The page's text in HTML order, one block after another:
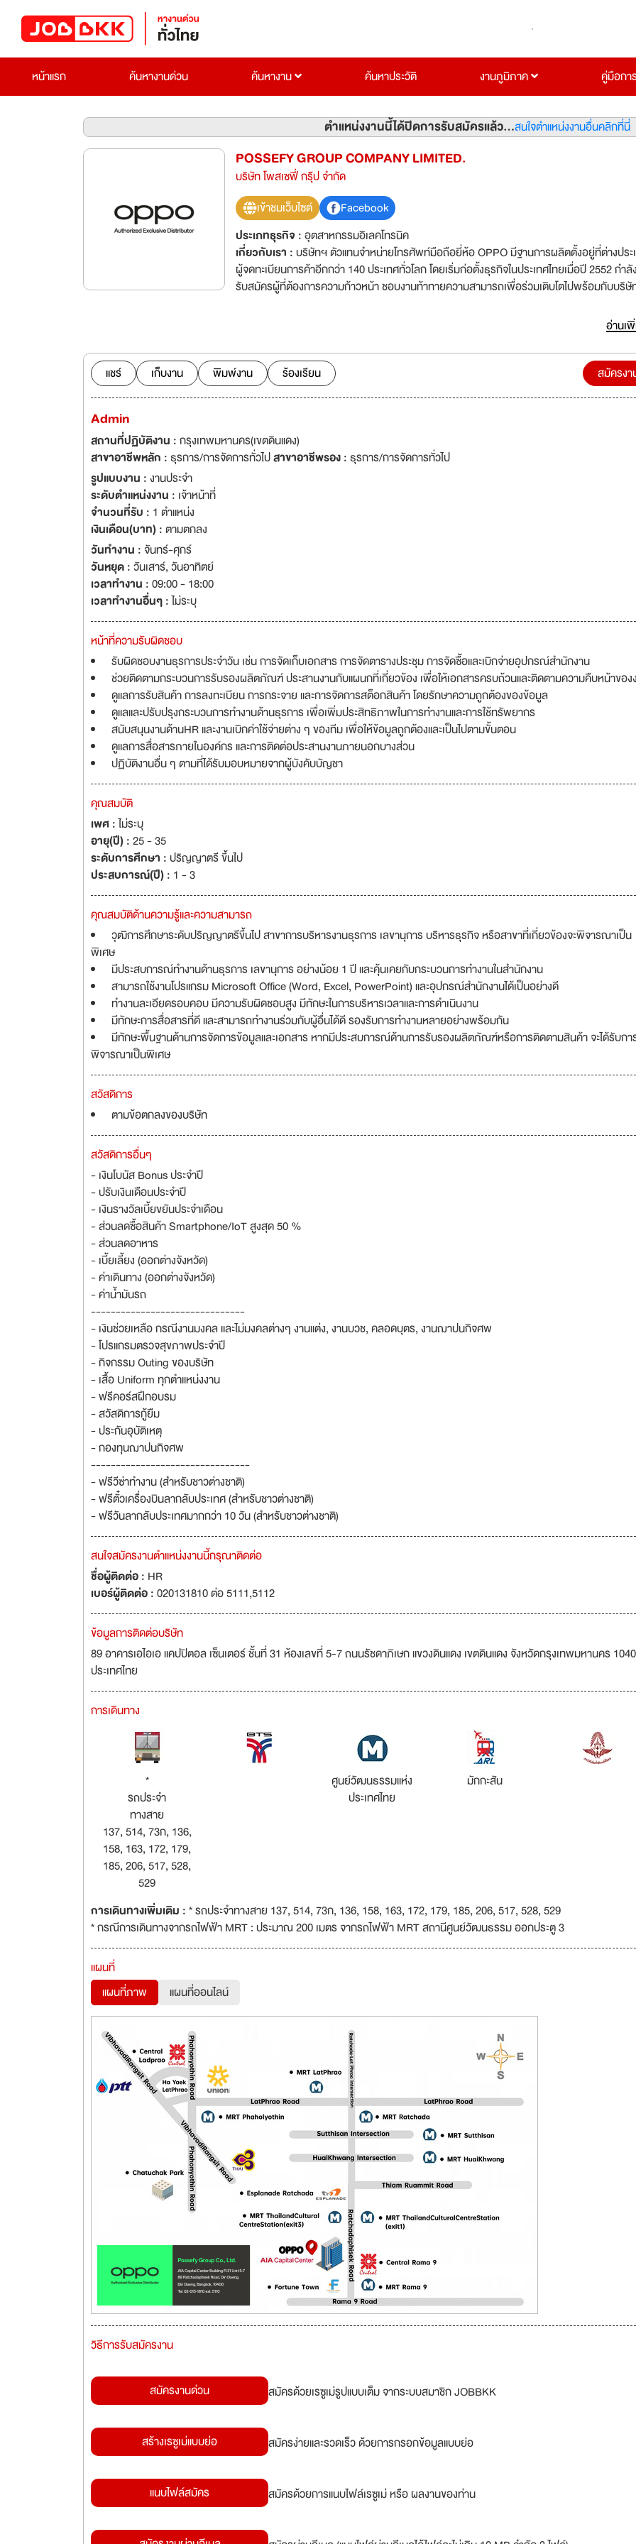
หน้าแรก ค้นหางานด่วน ค้นหางาน ค้นหาประวัติ งานภูมิภาค คู่มือกา
ตำแหน่งงานนี้ได้ปิดการรับสมัครแล้ว...สนใจตำแหน่งงานอื่นคลิกที่นี่
POSSEFY GROUP COMPANY LIMITED.
บริษัท โพสเซฟี่ กรุ๊ป จำกัด
เข้าชมเว็บไซต์
Facebook
ประเภทธุรกิจ :อุตสาหกรรมอิเลคโทรนิค
เกี่ยวกับเรา :บริษัทฯ ตัวแทนจำหน่ายโทรศัพท์มือถือยี่ห้อ OPPO มีฐานการผลิตตั้งอยู่ที่ต่างประ
ผู้จดทะเบียนการค้าอีกกว่า 140 ประเทศทั่วโลก โดยเริ่มก่อตั้งธุรกิจในประเทศไทยเมื่อปี 2552 กำลั
รับสมัครผู้ที่ต้องการความก้าวหน้า ชอบงานท้าทายความสามารถเพื่อร่วมเติบโตไปพร้อมกับบริ
ประเทศ ก้าวสู่การเป็นบริษัทมหาชน ไปพร้อมกัน มีเงินเดือนประจำทุกตำแหน่งและค่าคอมมิชชั่นต
เรียบร้อยแล้ว แต่ยังคงไม่พอกับความต้องการของผู้บริโภค ทางบริษัทฯ OPPO ประเทศไทย จึงมี
เพิ่มอีก 750 สาขาทั่วประเทศไทย และยังคงต้องการบุคลากร (ทั้ง PC และ OFFICE )ที่มีคุณภาพ
ปฏิบัติงานได้ทันที อีกกว่า 70 ตำแหน่ง ทั่วทั้งกรุงเทพและต่างจังหวัด เพื่อพร้อมรับการเติบโตของ
เดือน เป็นที่เรียบร้อยแล้ว ผู้สมัครที่ผ่านการสัมภาษณ์แล้ว ทางบริษัทฯ จะมีการฝึกอบรม และสอ
การนำเสนอผลิตภัณฑ์ของโทรศัพท์มือถือยี่ห้อ OPPO อย่างละเอียด ก่อนลงพื้นที่ขายจริง พร้อ
อ่านเ
แชร์ เก็บงาน พิมพ์งาน ร้องเรียน สมัครง
Admin
สถานที่ปฏิบัติงาน :กรุงเทพมหานคร(เขตดินแดง)
สาขาอาชีพหลัก : ธุรการ/การจัดการทั่วไปสาขาอาชีพรอง : ธุรการ/การจัดการทั่วไป
รูปแบบงาน :งานประจำ
ระดับตำแหน่งงาน : เจ้าหน้าที่
จำนวนที่รับ : 1 ตำแหน่ง
เงินเดือน(บาท) :ตามตกลง
วันทำงาน : จันทร์-ศุกร์
วันหยุด :วันเสาร์,วันอาทิตย์
เวลาทำงาน :09:00 - 18:00
เวลาทำงานอื่นๆ :ไม่ระบุ
หน้าที่ความรับผิดชอบ
รับผิดชอบงานธุรการประจำวัน เช่น การจัดเก็บเอกสาร การจัดตารางประชุม การจัดซื้อและเบิกจ่ายอุปกรณ์สำนักงาน
ช่วยติดตามกระบวนการรับรองผลิตภัณฑ์ ประสานงานกับแผนกที่เกี่ยวข้อง เพื่อให้เอกสารครบถ้วนและติดตามความคืบหน้าของ
ดูแลการรับสินค้า การลงทะเบียน การกระจาย และการจัดการสต็อกสินค้า โดยรักษาความถูกต้องของข้อมูล
ดูแลและปรับปรุงกระบวนการทำงานด้านธุรการ เพื่อเพิ่มประสิทธิภาพในการทำงานและการใช้ทรัพยากร
สนับสนุนงานด้านHR และงานเบิกค่าใช้จ่ายต่าง ๆ ของทีม เพื่อให้ข้อมูลถูกต้องและเป็นไปตามขั้นตอน
ดูแลการสื่อสารภายในองค์กร และการติดต่อประสานงานภายนอกบางส่วน
ปฏิบัติงานอื่น ๆ ตามที่ได้รับมอบหมายจากผู้บังคับบัญชา
คุณสมบัติ
เพศ :ไม่ระบุ
อายุ(ปี) :25 - 35
ระดับการศึกษา :ปริญญาตรี ขึ้นไป
ประสบการณ์(ปี) : 1 - 3
คุณสมบัติด้านความรู้และความสามารถ
วุฒิการศึกษาระดับปริญญาตรีขึ้นไป สาขาการบริหารงานธุรการ เลขานุการ บริหารธุรกิจ หรือสาขาที่เกี่ยวข้องจะพิจารณาเป็น
พิเศษ
มีประสบการณ์ทำงานด้านธุรการ เลขานุการ อย่างน้อย 1 ปี และคุ้นเคยกับกระบวนการทำงานในสำนักงาน
สามารถใช้งานโปรแกรม Microsoft Office (Word, Excel, PowerPoint) และอุปกรณ์สำนักงานได้เป็นอย่างดี
ทำงานละเอียดรอบคอบ มีความรับผิดชอบสูง มีทักษะในการบริหารเวลาและการดำเนินงาน
มีทักษะการสื่อสารที่ดี และสามารถทำงานร่วมกับผู้อื่นได้ดี รองรับการทำงานหลายอย่างพร้อมกัน
มีทักษะพื้นฐานด้านการจัดการข้อมูลและเอกสาร หากมีประสบการณ์ด้านการรับรองผลิตภัณฑ์หรือการติดตามสินค้า จะได้รับกา
พิจารณาเป็นพิเศษ
สวัสดิการ
ตามข้อตกลงของบริษัท
สวัสดิการอื่นๆ
- เงินโบนัส Bonus ประจำปี
- ปรับเงินเดือนประจำปี
- เงินรางวัลเบี้ยขยันประจำเดือน
- ส่วนลดซื้อสินค้า Smartphone/IoT สูงสุด 50 %
- ส่วนลดอาหาร
- เบี้ยเลี้ยง (ออกต่างจังหวัด)
- ค่าเดินทาง (ออกต่างจังหวัด)
- ค่าน้ำมันรถ
-------------------------------
- เงินช่วยเหลือ กรณีงานมงคล และไม่มงคลต่างๆ งานแต่ง, งานบวช, คลอดบุตร, งานฌาปนกิจศพ
- โปรแกรมตรวจสุขภาพประจำปี
- กิจกรรม Outing ของบริษัท
- เสื้อ Uniform ทุกตำแหน่งงาน
- ฟรีคอร์สฝึกอบรม
- สวัสดิการกู้ยืม
- ประกันอุบัติเหตุ
- กองทุนฌาปนกิจศพ
--------------------------------
- ฟรีวีซ่าทำงาน (สำหรับชาวต่างชาติ)
- ฟรีตั๋วเครื่องบินลากลับประเทศ (สำหรับชาวต่างชาติ)
- ฟรีวันลากลับประเทศมากกว่า 10 วัน (สำหรับชาวต่างชาติ)
สนใจสมัครงานตำแหน่งงานนี้กรุณาติดต่อ
ชื่อผู้ติดต่อ : HR
เบอร์ผู้ติดต่อ :020131810 ต่อ 5111,5112
ข้อมูลการติดต่อบริษัท
89 อาคารเอไอเอ แคปปิตอล เซ็นเตอร์ ชั้นที่ 31 ห้องเลขที่ 5-7 ถนนรัชดาภิเษก แขวงดินแดง เขตดินแดง จังหวัดกรุงเทพมหานคร
ประเทศไทย
การเดินทาง
*
รถประจำ
ทางสาย
137, 514, 73ก, 136,
158, 163, 172, 179,
185, 206, 517, 528,
529
ศูนย์วัฒนธรรมแห่ง
ประเทศไทย
มักกะสัน
การเดินทางเพิ่มเติม :* รถประจำทางสาย 137, 514, 73ก, 136, 158, 163, 172, 179, 185, 206, 517, 528, 529
* กรณีการเดินทางจากรถไฟฟ้า MRT : ประมาณ 200 เมตร จากรถไฟฟ้า MRT สถานีศูนย์วัฒนธรรม ออกประตู 3
แผนที่
แผนที่ภาพ
แผนที่ออนไลน์
วิธีการรับสมัครงาน
สมัครงานด่วน สมัครด้วยเรซูเม่รูปแบบเต็ม จากระบบสมาชิก JOBBKK
สร้างเรซูเม่แบบย่อ สมัครง่ายและรวดเร็ว ด้วยการกรอกข้อมูลแบบย่อ
แนบไฟล์สมัคร สมัครด้วยการแนบไฟล์เรซูเม่ หรือ ผลงานของท่าน